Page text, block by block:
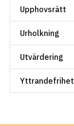
Upphovsrätt
Urholkning
Utvärdering
Yttrandefrihet